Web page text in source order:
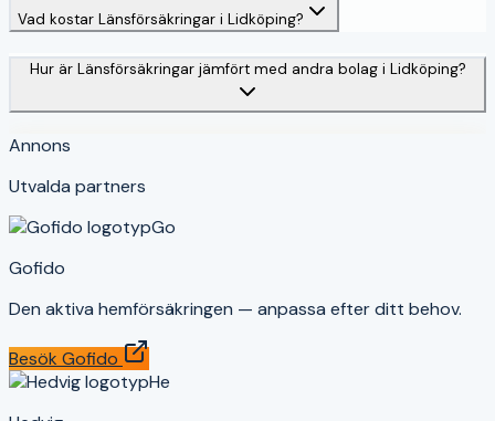
Vad kostar Länsförsäkringar i Lidköping?
Hur är Länsförsäkringar jämfört med andra bolag i Lidköping?
Annons
Utvalda partners
Go
Gofido
Den aktiva hemförsäkringen — anpassa efter ditt behov.
Besök Gofido
He